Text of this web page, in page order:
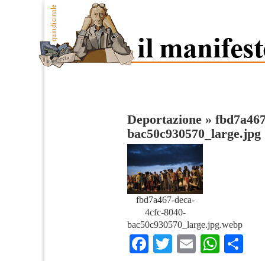
Deportazione »
bac50c930570_large.jpg
fbd7a467-deca-
4cfc-8040-
bac50c930570_large.jpg.webp
Facebook
TwitterEmail